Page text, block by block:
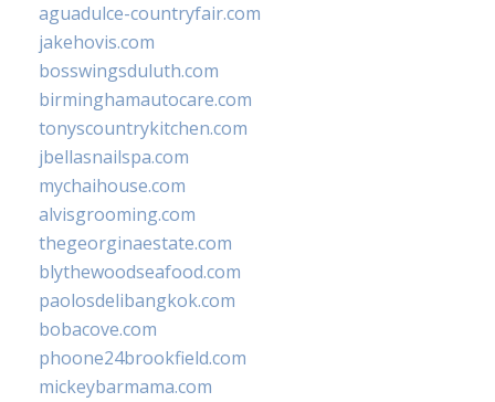
aguadulce-countryfair.com
jakehovis.com
bosswingsduluth.com
birminghamautocare.com
tonyscountrykitchen.com
jbellasnailspa.com
mychaihouse.com
alvisgrooming.com
thegeorginaestate.com
blythewoodseafood.com
paolosdelibangkok.com
bobacove.com
phoone24brookfield.com
mickeybarmama.com